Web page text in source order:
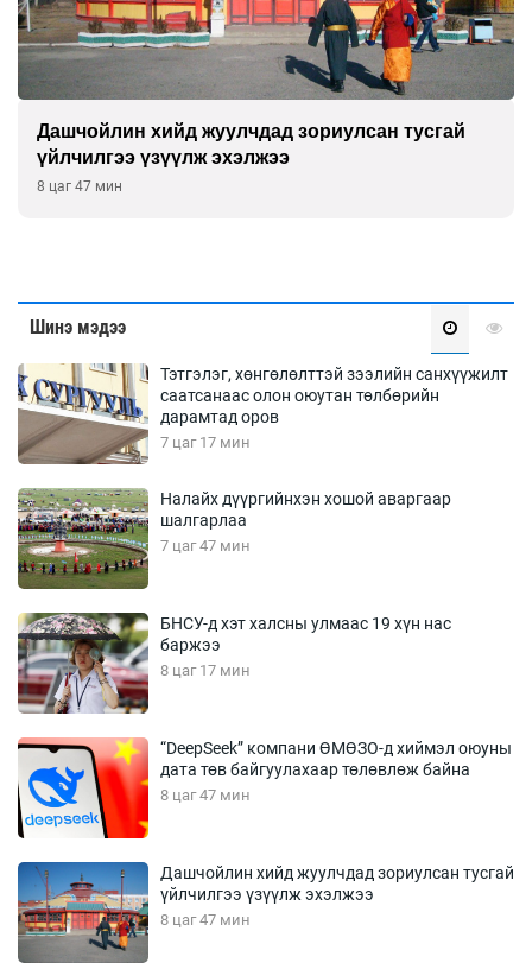
Дашчойлин хийд жуулчдад зориулсан тусгай
үйлчилгээ үзүүлж эхэлжээ
8 цаг 47 мин
Шинэ мэдээ
Тэтгэлэг, хөнгөлөлттэй зээлийн санхүүжилт
саатсанаас олон оюутан төлбөрийн
дарамтад оров
7 цаг 17 мин
Налайх дүүргийнхэн хошой аваргаар
шалгарлаа
7 цаг 47 мин
БНСУ-д хэт халсны улмаас 19 хүн нас
баржээ
8 цаг 17 мин
“DeepSeek” компани ӨМӨЗО-д хиймэл оюуны
дата төв байгуулахаар төлөвлөж байна
8 цаг 47 мин
Дашчойлин хийд жуулчдад зориулсан тусгай
үйлчилгээ үзүүлж эхэлжээ
8 цаг 47 мин